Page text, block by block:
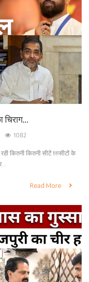
1082
कितनी कितनी सीटें !!!!सीटों के
Read More